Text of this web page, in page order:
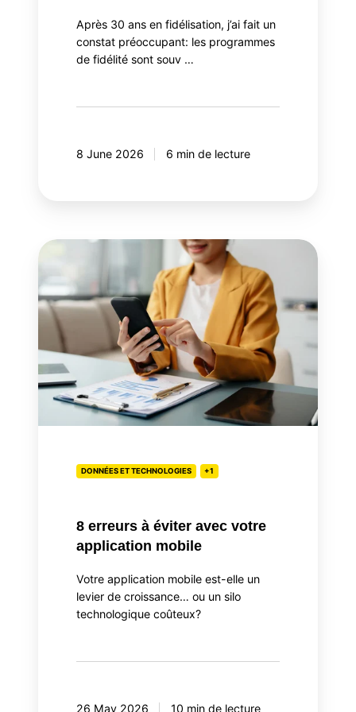
Après 30 ans en fidélisation, j’ai fait un
constat préoccupant: les programmes
de fidélité sont souv …
8 June 2026 6 min de lecture
8
à
éviter
avec
votre
application
mobile
DONNÉES ET TECHNOLOGIES +1
8 erreurs à éviter avec votre
application mobile
Votre application mobile est-elle un
levier de croissance… ou un silo
technologique coûteux?
26 May 2026 10 min de lecture